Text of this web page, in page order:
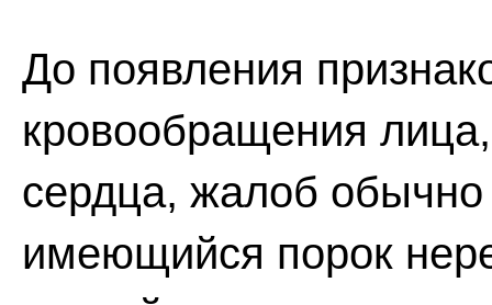
До появления
кровообращения
сердца, жалоб
имеющийся порок